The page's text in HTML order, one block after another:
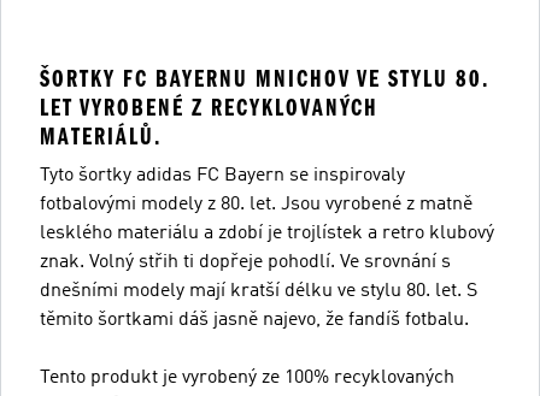
ŠORTKY FC BAYERNU MNICHOV VE STYLU 80.
LET VYROBENÉ Z RECYKLOVANÝCH
MATERIÁLŮ.
Tyto šortky adidas FC Bayern se inspirovaly
fotbalovými modely z 80. let. Jsou vyrobené z matně
lesklého materiálu a zdobí je trojlístek a retro klubový
znak. Volný střih ti dopřeje pohodlí. Ve srovnání s
dnešními modely mají kratší délku ve stylu 80. let. S
těmito šortkami dáš jasně najevo, že fandíš fotbalu.
Tento produkt je vyrobený ze 100% recyklovaných